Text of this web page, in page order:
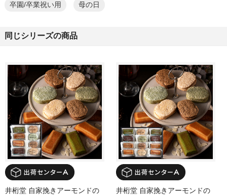
卒園/卒業祝い用 母の日
同じシリーズの商品
井桁堂 自家挽きアーモンドの
井桁堂 自家挽きアーモンドの